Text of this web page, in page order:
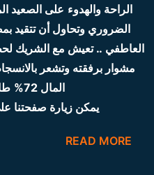
الراحة والهدوء على الصعيد
الضروري وتحاول أن تتقيد
العاطفي .. تعيش مع الشريك
مشوار برفقته وتشعر
المال 72%
يمكن زيارة صفحتنا
READ MORE